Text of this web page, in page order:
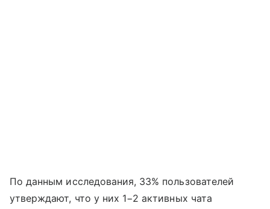
По данным исследования, 33% пользователей
утверждают, что у них 1−2 активных чата